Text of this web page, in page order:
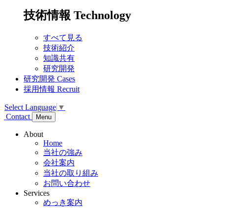
技術情報 Technology
すべて見る
技術紹介
知識共有
研究開発
研究開発 Cases
採用情報 Recruit
Select Language ▼
Contact
Menu
About
Home
当社の強み
会社案内
当社の取り組み
お問い合わせ
Services
めっき案内